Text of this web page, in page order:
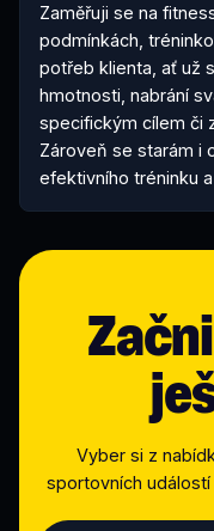
Zaměřuji se na
podmínkách,
potřeb klienta, ať už
hmotnosti, nabrání
specifickým cílem či
Zároveň se starám i
efektivního tréninku
Vyber si z
sportovních